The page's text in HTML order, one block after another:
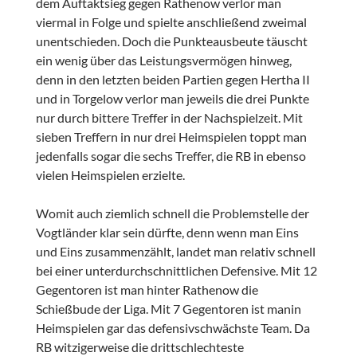
dem Auftaktsieg gegen Rathenow verlor man
viermal in Folge und spielte anschließend zweimal
unentschieden. Doch die Punkteausbeute täuscht
ein wenig über das Leistungsvermögen hinweg,
denn in den letzten beiden Partien gegen Hertha II
und in Torgelow verlor man jeweils die drei Punkte
nur durch bittere Treffer in der Nachspielzeit. Mit
sieben Treffern in nur drei Heimspielen toppt man
jedenfalls sogar die sechs Treffer, die RB in ebenso
vielen Heimspielen erzielte.
Womit auch ziemlich schnell die Problemstelle der
Vogtländer klar sein dürfte, denn wenn man Eins
und Eins zusammenzählt, landet man relativ schnell
bei einer unterdurchschnittlichen Defensive. Mit 12
Gegentoren ist man hinter Rathenow die
Schießbude der Liga. Mit 7 Gegentoren ist manin
Heimspielen gar das defensivschwächste Team. Da
RB witzigerweise die drittschlechteste